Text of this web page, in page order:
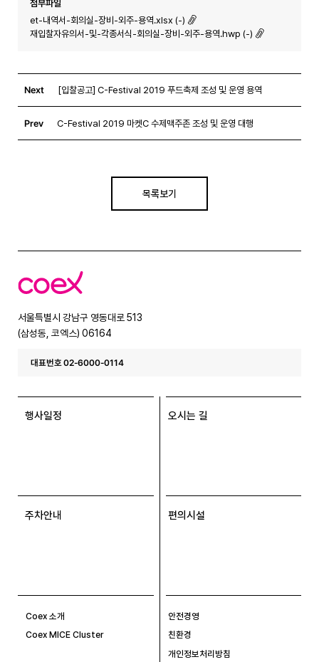
첨부파일
et-내역서-회의실-장비-외주-용역.xlsx (-)
재입찰자유의서-및-각종서식-회의실-장비-외주-용역.hwp (-)
Next [입찰공고] C-Festival 2019 푸드축제 조성 및 운영 용역
Prev C-Festival 2019 마켓C 수제맥주존 조성 및 운영 대행
목록보기
코
엑
서울특별시 강남구 영동대로 513
(삼성동, 코엑스) 06164
대표번호 02-6000-0114
행사일정 오시는 길
주차안내 편의시설
Coex 소개
Coex MICE Cluster
안전경영
친환경
개인정보처리방침